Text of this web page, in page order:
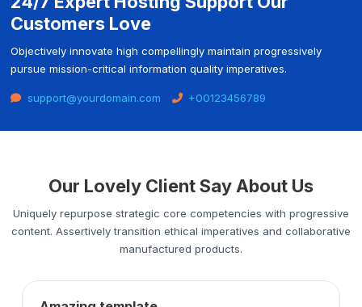
Customers Love
Objectively innovate high compellingly maintain progressively
pursue mission-critical information quality imperatives.
support@yourdomain.com +00123456789
Our Lovely Client Say About Us
Uniquely repurpose strategic core competencies with progressive
content. Assertively transition ethical imperatives and collaborative
manufactured products.